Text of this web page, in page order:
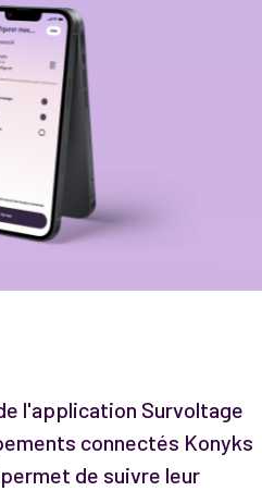
l'application Survoltage
connectés Konyks
de suivre leur